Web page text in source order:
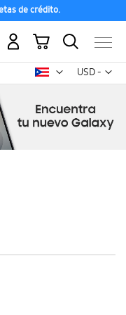
de crédito.
USD -
dólar
Mi carrito